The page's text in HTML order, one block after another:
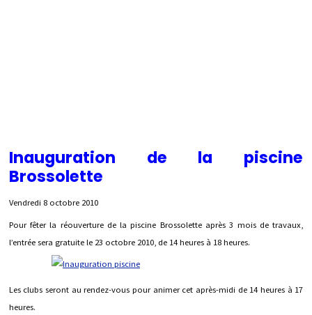
Inauguration de la piscine
Brossolette
Vendredi 8 octobre 2010
Pour fêter la réouverture de la piscine Brossolette après 3 mois de travaux,
l’entrée sera gratuite le 23 octobre 2010, de 14 heures à 18 heures.
Les clubs seront au rendez-vous pour animer cet après-midi de 14 heures à 17
heures.